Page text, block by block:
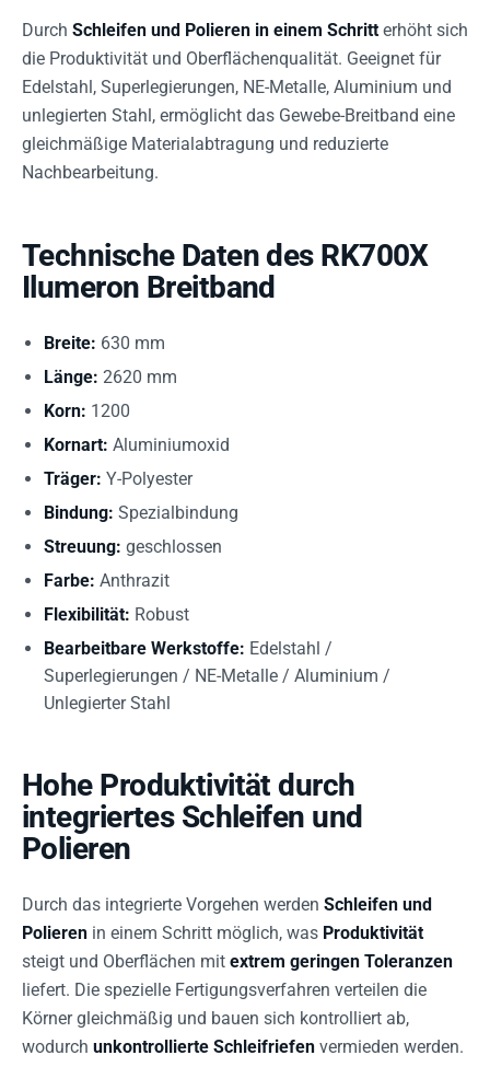
Durch Schleifen und Polieren in einem Schritt erhöht sich
die Produktivität und Oberflächenqualität. Geeignet für
Edelstahl, Superlegierungen, NE-Metalle, Aluminium und
unlegierten Stahl, ermöglicht das Gewebe-Breitband eine
gleichmäßige Materialabtragung und reduzierte
Nachbearbeitung.
Technische Daten des RK700X
Ilumeron Breitband
Breite: 630 mm
Länge: 2620 mm
Korn: 1200
Kornart: Aluminiumoxid
Träger: Y-Polyester
Bindung: Spezialbindung
Streuung: geschlossen
Farbe: Anthrazit
Flexibilität: Robust
Bearbeitbare Werkstoffe: Edelstahl /
Superlegierungen / NE-Metalle / Aluminium /
Unlegierter Stahl
Hohe Produktivität durch
integriertes Schleifen und
Polieren
Durch das integrierte Vorgehen werden Schleifen und
Polieren in einem Schritt möglich, was Produktivität
steigt und Oberflächen mit extrem geringen Toleranzen
liefert. Die spezielle Fertigungsverfahren verteilen die
Körner gleichmäßig und bauen sich kontrolliert ab,
wodurch unkontrollierte Schleifriefen vermieden werden.